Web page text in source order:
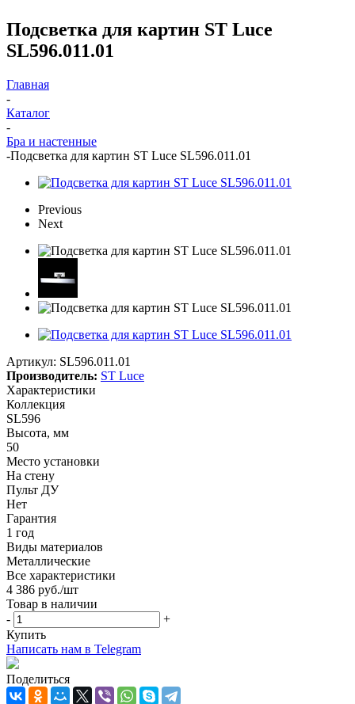
Подсветка для картин ST Luce
SL596.011.01
Главная
-
Каталог
-
Бра и настенные
-Подсветка для картин ST Luce SL596.011.01
Previous
Next
Артикул: SL596.011.01
Производитель: ST Luce
Характеристики
Коллекция
SL596
Высота, мм
50
Место установки
На стену
Пульт ДУ
Нет
Гарантия
1 год
Виды материалов
Металлические
Все характеристики
4 386 руб./шт
Товар в наличии
-
+
Купить
Написать нам в Telegram
Поделиться